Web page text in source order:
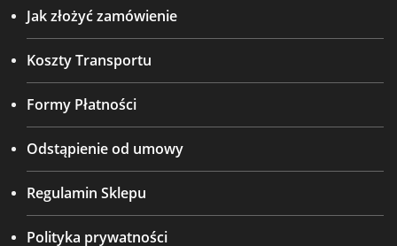
Jak złożyć zamówienie
Koszty Transportu
Formy Płatności
Odstąpienie od umowy
Regulamin Sklepu
Polityka prywatności